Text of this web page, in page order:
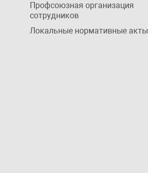
Профсоюзная организация
сотрудников
Локальные нормативные акты